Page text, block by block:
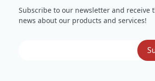
Subscribe to our newsletter and receive
news about our products and services!